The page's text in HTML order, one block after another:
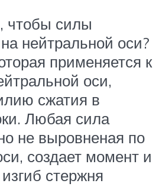
чтобы силы
нейтральной оси?
применяется к
оси,
сжатия в
Любая сила
не выровненая по
создает момент и
стержня